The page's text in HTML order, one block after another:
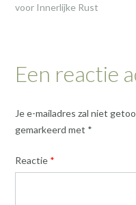
navigation
voor Innerlijke Rust
Een reactie
Je e-mailadres zal niet
gemarkeerd met *
Reactie *